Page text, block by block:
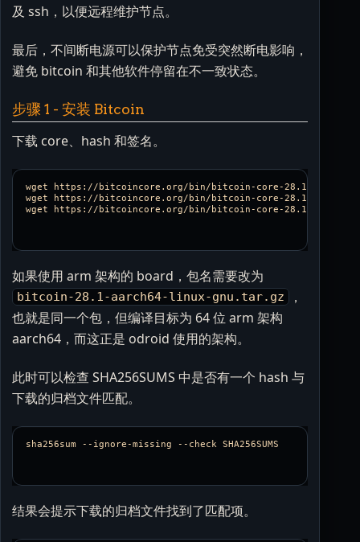
及 ssh，以便远程维护节点。
最后，不间断电源可以保护节点免受突然断电影响，
避免 bitcoin 和其他软件停留在不一致状态。
步骤 1 - 安装 Bitcoin
下载 core、hash 和签名。
wget https://bitcoincore.org/bin/bitcoin-core-28.1/bitcoin-
wget https://bitcoincore.org/bin/bitcoin-core-28.1/
如果使用 arm 架构的 board，包名需要改为
bitcoin-28.1-aarch64-linux-gnu.tar.gz
，
也就是同一个包，但编译目标为 64 位 arm 架构
aarch64，而这正是 odroid 使用的架构。
此时可以检查 SHA256SUMS 中是否有一个 hash 与
下载的归档文件匹配。
结果会提示下载的归档文件找到了匹配项。